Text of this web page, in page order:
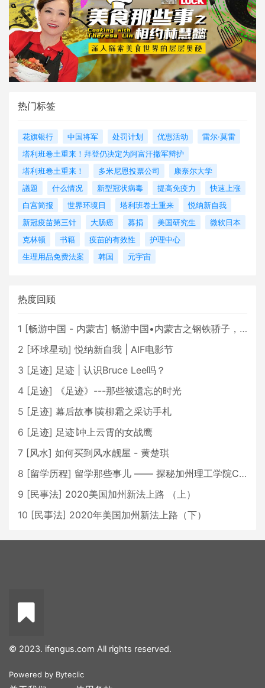
热门标签
花旗银行 中国将军 处罚计划 优惠活动
雷尔·莫雷
塔利班卷土重来！拜登仍决定为阿富汗撤军辩护
塔利班卷土重来！
多米尼恩投票公司
康奈尔大学
議題
什么情况 新型冠状病毒 提高免疫力
快速上涨
白宫简报
世界环境日 塔利班卷土重来
悦纳新自我
新冠疫苗第三针
大肠癌 募捐 美国研究生
微软日本
克林顿
书籍 疫苗的有效性
护理中心
生理用品免费法案
韩国 元宇宙
热度回顾
1 [畅游中国 - 内蒙古] 畅游中国•内蒙古之钢铁骄子，魅力包头
2 [环球星动] 悦纳新自我 | AIF电影节
3 [足迹] 足迹 | 认识Bruce Lee吗？
4 [足迹]
《足迹》---那些被遗忘的时光
5 [足迹] 幕后故事∣黄柳霜之采访手札
6 [足迹] 足迹∣冲上云霄的女战鹰
7 [风水] 如何买到风水靓屋 - 黄楚琪
8 [留学历程] 留学那些事儿 —— 探秘加州理工学院Caltech博士生活 [上集]
9 [民事法] 2020美国加州新法上路 （上）
10 [民事法] 2020年美国加州新法上路（下）
© 2023. ifengus.com All rights reserved.
Powered by Byteclic